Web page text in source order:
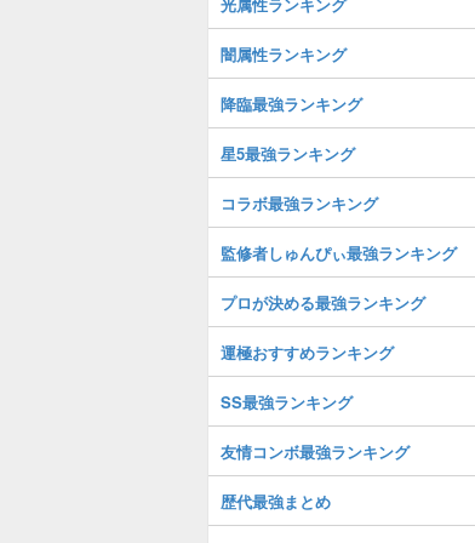
闇属性ランキング
降臨最強ランキング
星5最強ランキング
コラボ最強ランキング
監修者しゅんぴぃ最強ランキング
プロが決める最強ランキング
運極おすすめランキング
SS最強ランキング
友情コンボ最強ランキング
歴代最強まとめ